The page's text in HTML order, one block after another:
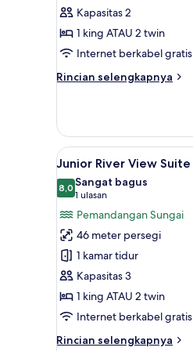
Kapasitas 2
1 king ATAU 2 twin
Internet berkabel gratis
Rincian selengkapnya
Rincian
Kamar
Deluks
Lihat
semua
foto
untuk
Junior
River
View
Suite
8
Junior River View Suite
8,08,0 dari 10
Sangat bagus
1 ulasan
(1
ulasan)
Pemandangan Sungai
46 meter persegi
1 kamar tidur
Kapasitas 3
1 king ATAU 2 twin
Internet berkabel gratis
Rincian selengkapnya
Rincian